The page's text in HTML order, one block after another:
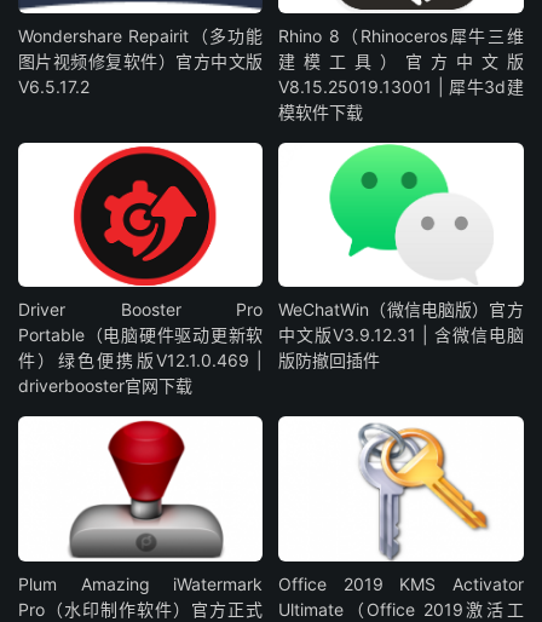
Wondershare Repairit（多功能
图片视频修复软件）官方中文版
V6.5.17.2
Rhino 8（Rhinoceros犀牛三维
建模工具）官方中文版
V8.15.25019.13001 | 犀牛3d建
模软件下载
Driver Booster Pro
Portable（电脑硬件驱动更新软
件）绿色便携版V12.1.0.469 |
driverbooster官网下载
WeChatWin（微信电脑版）官方
中文版V3.9.12.31 | 含微信电脑
版防撤回插件
Plum Amazing iWatermark
Pro（水印制作软件）官方正式
Office 2019 KMS Activator
Ultimate（Office 2019激活工